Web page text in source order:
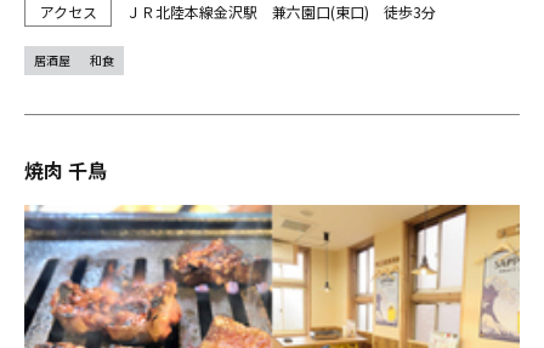
ＪＲ北陸本線金沢駅 兼六園口(東口) 徒歩3分
居酒屋 和食
焼肉 千鳥